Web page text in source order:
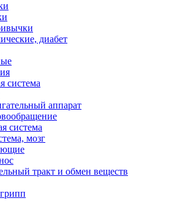
диабет
система
аппарат
система
мозг
тракт и обмен веществ